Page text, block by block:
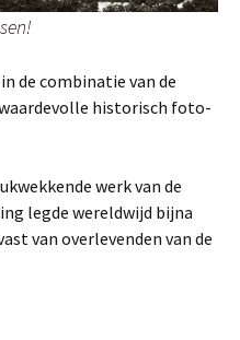
de combinatie van de
historisch foto-
werk van de
legde wereldwijd bijna
van overlevenden van de